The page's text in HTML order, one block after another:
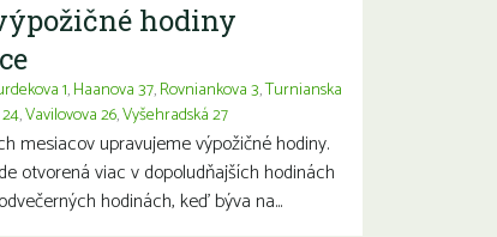
hodiny
1,Haanova 37,Rovniankova 3,Turnianska
,Vavilovova 26,Vyšehradská 27
mesiacov upravujeme výpožičné hodiny.
otvorená viac v dopoludňajších hodinách
hodinách, keď býva na...